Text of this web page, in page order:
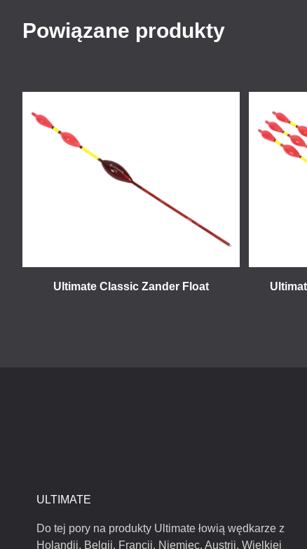
Powiązane produkty
Ultimate Classic Zander Float
ULTIMATE
Do tej pory na produkty Ultimate łowią wędkarze z
Holandii, Belgii, Francji, Niemiec, Austrii, Wielkiej